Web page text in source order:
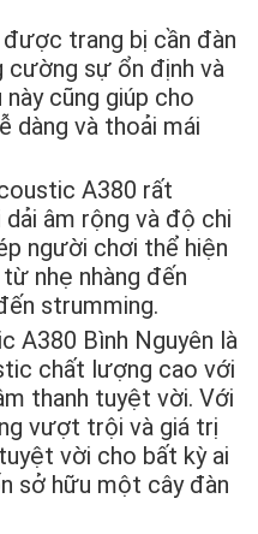
trang bị cần đàn
cường sự ổn định và
cũng giúp cho
dàng và thoải mái
A380 rất
âm rộng và độ chi
người chơi thể hiện
nhẹ nhàng đến
strumming.
A380 Bình Nguyên là
chất lượng cao với
thanh tuyệt vời. Với
vượt trội và giá trị
vời cho bất kỳ ai
sở hữu một cây đàn